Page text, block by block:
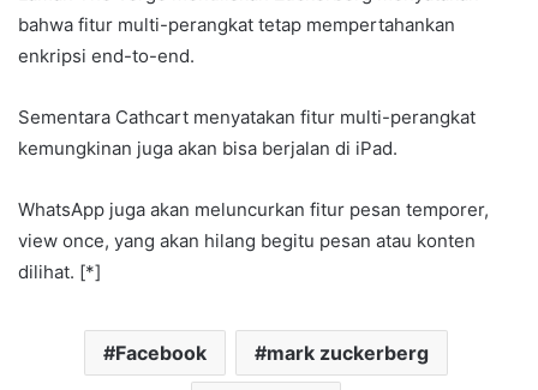
bahwa fitur multi-perangkat tetap mempertahankan
enkripsi end-to-end.
Sementara Cathcart menyatakan fitur multi-perangkat
kemungkinan juga akan bisa berjalan di iPad.
WhatsApp juga akan meluncurkan fitur pesan temporer,
view once, yang akan hilang begitu pesan atau konten
dilihat. [*]
Facebook mark zuckerberg